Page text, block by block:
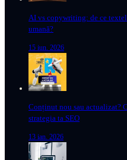
AI vs copywriting: de ce
umană?
15 iun. 2026
Conținut nou sau actualizat?
strategia ta SEO
13 ian. 2026